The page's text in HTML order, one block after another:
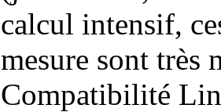
calcul intensif,
mesure sont très
Compatibilité